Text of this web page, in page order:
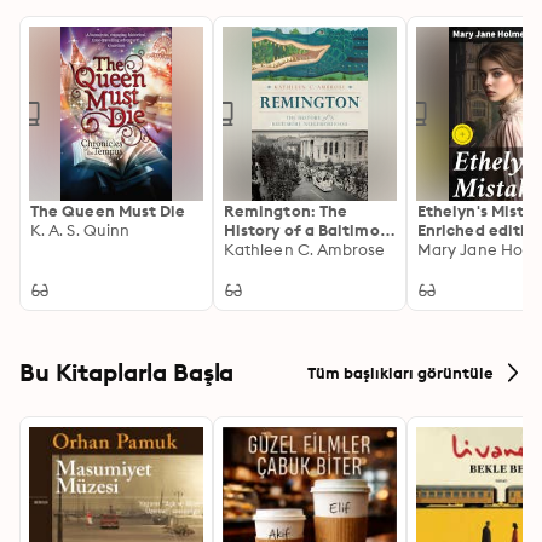
The Queen Must Die
K. A. S. Quinn
Remington: The
History of a Baltimore
Neighborhood
Kathleen C. Ambrose
Ethelyn's
Enriched
Love, Betrayal,
Century Society
Mary Jane
Bu Kitaplarla Başla Tüm başlıkları görüntüle